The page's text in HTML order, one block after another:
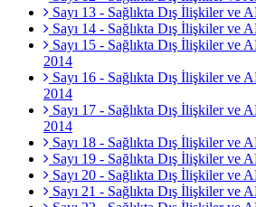
Sayı 13 - Sağlıkta Dış İlişkiler ve
Sayı 14 - Sağlıkta Dış İlişkiler ve
Sayı 15 - Sağlıkta Dış İlişkiler ve
2014
Sayı 16 - Sağlıkta Dış İlişkiler ve
2014
Sayı 17 - Sağlıkta Dış İlişkiler ve
2014
Sayı 18 - Sağlıkta Dış İlişkiler ve
Sayı 19 - Sağlıkta Dış İlişkiler ve
Sayı 20 - Sağlıkta Dış İlişkiler ve
Sayı 21 - Sağlıkta Dış İlişkiler ve